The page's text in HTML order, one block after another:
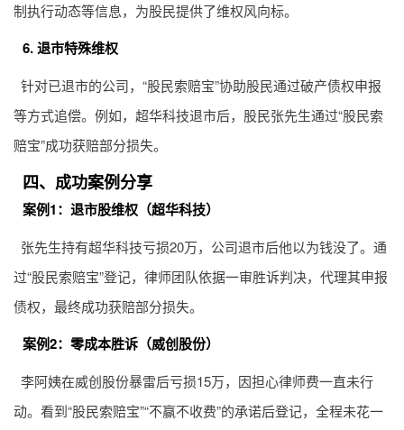
制执行动态等信息，为股民提供了维权风向标。
6. 退市特殊维权
针对已退市的公司，“股民索赔宝”协助股民通过破产债权申报
等方式追偿。例如，超华科技退市后，股民张先生通过“股民索
赔宝”成功获赔部分损失。
四、成功案例分享
案例1：退市股维权（超华科技）
张先生持有超华科技亏损20万，公司退市后他以为钱没了。通
过“股民索赔宝”登记，律师团队依据一审胜诉判决，代理其申报
债权，最终成功获赔部分损失。
案例2：零成本胜诉（威创股份）
李阿姨在威创股份暴雷后亏损15万，因担心律师费一直未行
动。看到“股民索赔宝”“不赢不收费”的承诺后登记，全程未花一